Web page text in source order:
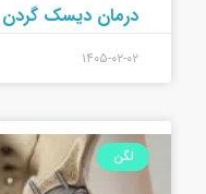
درمان دیسک گردن
۱۴۰۵-۰۲-۰۲
لگن